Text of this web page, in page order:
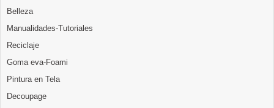
Belleza
Manualidades-Tutoriales
Reciclaje
Goma eva-Foami
Pintura en Tela
Decoupage